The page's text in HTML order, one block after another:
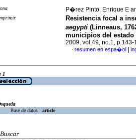
P�rez Pinto, Enrique E
Resistencia focal a
aegypti (Linneaus,
municipios del estado
2009, vol.49, no.1,
· resumen en espa�ol
1
Base de datos : article
Buscar